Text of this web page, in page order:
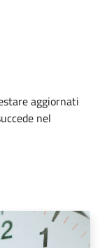
aggiornati
nel